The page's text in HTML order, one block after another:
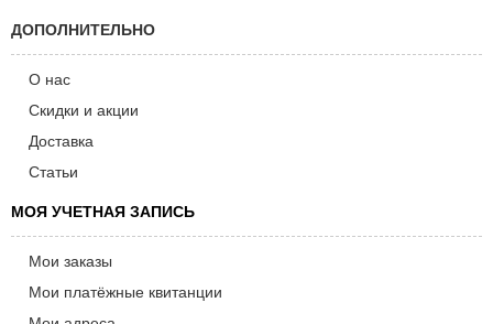
ДОПОЛНИТЕЛЬНО
О нас
Скидки и акции
Доставка
Статьи
МОЯ УЧЕТНАЯ ЗАПИСЬ
Мои заказы
Мои платёжные квитанции